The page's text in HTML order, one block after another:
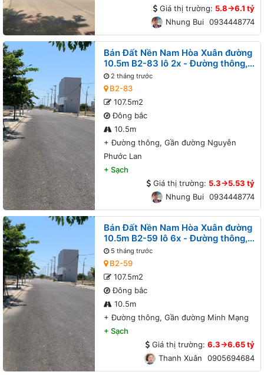
Giá thị trường: 5.8->6.1 tỷ
Nhung Bui 0934448774
Bán Đất Nền Nam Hòa Xuân đường
10.5m B2-83 lô 2x - Đường thông,
Gần đường Nguyễn Phước Lan
2 tháng trước
B2-83
107.5m2
Đông bắc
10.5m
+Đường thông, Gần đường Nguyễn
Phước Lan
+ Sạch
Giá thị trường: 5.3->5.53 tỷ
Nhung Bui 0934448774
Bán Đất Nền Nam Hòa Xuân đường
10.5m B2-59 lô 6x - Đường thông,
Gần đường Minh Mạng
5 tháng trước
B2-59
107.5m2
Đông bắc
10.5m
+Đường thông, Gần đường Minh Mạng
+ Sạch
Giá thị trường: 6.3->6.65 tỷ
Thanh Xuân
0905694684